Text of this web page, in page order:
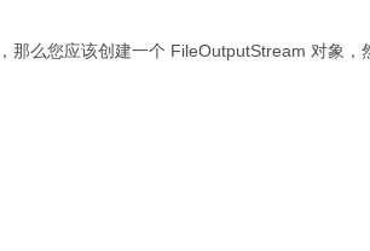
那么您应该创建一个 FileOutputStream 对象，